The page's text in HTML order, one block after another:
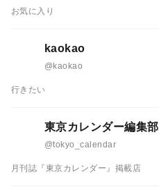
お気に入り
kaokao
@kaokao
行きたい
東京カレンダー編集部
@tokyo_calendar
月刊誌『東京カレンダー』掲載店